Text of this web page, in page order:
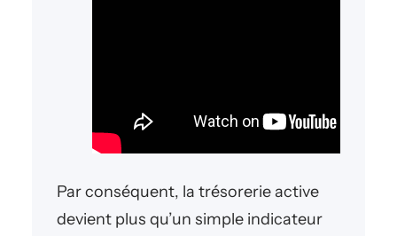
Par conséquent, la trésorerie active
devient plus qu’un simple indicateur